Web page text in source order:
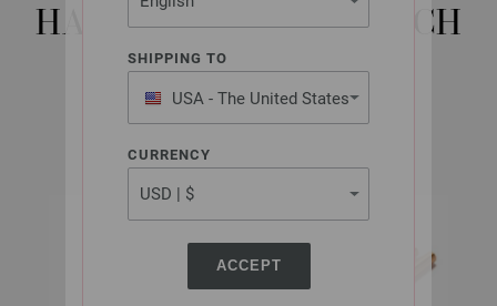
SHIPPING TO
USA - The United States
of America
CURRENCY
ACCEPT
HAYA (TANJA STEINBACH
EDITION) NO. 3,5